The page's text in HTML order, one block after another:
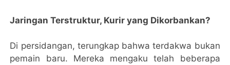
Jaringan Terstruktur, Kurir yang Dikorbankan?
Di persidangan, terungkap bahwa terdakwa bukan
pemain baru. Mereka mengaku telah beberapa